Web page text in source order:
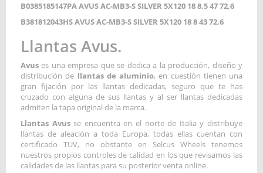
B0385185147PA AVUS AC-MB3-S SILVER 5X120 18 8,5 47 72,6
B381812043HS AVUS AC-MB3-S SILVER 5X120 18 8 43 72,6
Llantas Avus.
Avus es una empresa que se dedica a la producción, diseño y
distribución de llantas de aluminio, en cuestión tienen una
gran fijación por las llantas dedicadas, seguro que te has
cruzado con alguna de sus llantas y al ser llantas dedicadas
admiten la tapa original de la marca.
Llantas Avusse encuentra en el norte de Italia y distribuye
llantas de aleación a toda Europa, todas ellas cuentan con
certificado TUV, no obstante en Selcus Wheels tenemos
nuestros propios controles de calidad en los que revisamos las
calidades de las llantas para su posterior venta online.